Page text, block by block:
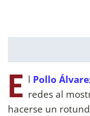
E l Pollo
redes al
hacerse un